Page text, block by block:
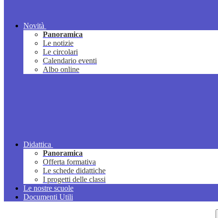
Novità
Panoramica
Le notizie
Le circolari
Calendario eventi
Albo online
Didattica
Panoramica
Offerta formativa
Le schede didattiche
I progetti delle classi
Le nostre scuole
Documenti Utili